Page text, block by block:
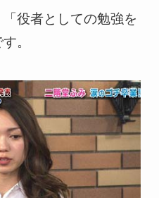
役者としての勉強を
。